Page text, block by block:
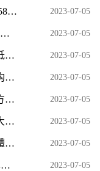
环球速看：社区矫正法实施三年来 58万人次社区矫正对象接受就业或就学指导 2023-07-05
中粮资本：股东拟减持不超3％公司股份 2023-07-05
吉泰阀门荣获2023年度温州市绿色低碳工厂 2023-07-05
全球即时：排行榜上的原画培训机构课程价格一般学费多少 2023-07-05
环球最新：杭州亚运会电竞赛事官方用机 iQOO 11S 正式发布 2023-07-05
天天热头条丨江津第六届创业创新大赛复赛举行 15个项目胜出 2023-07-05
《中国疫苗百年》纪录片摄制组来醴取材 环球时快讯 2023-07-05
当前焦点!AirPods将变身助听器和耳温枪！下一代改为USB-C接口 2023-07-05